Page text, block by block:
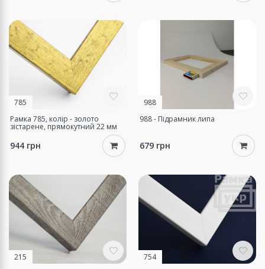
785
Рамка 785, колір - золото
зістарене, прямокутний 22 мм
944 грн
988
988 - Підрамник липа
679 грн
215
754